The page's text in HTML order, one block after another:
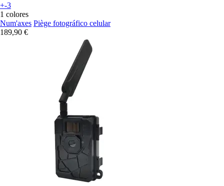
+-3
1 colores
Num'axes Piège fotográfico celular
189,90 €